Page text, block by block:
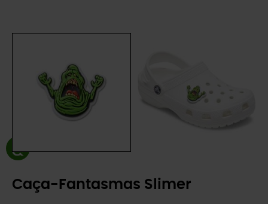
Caça-Fantasmas Slimer